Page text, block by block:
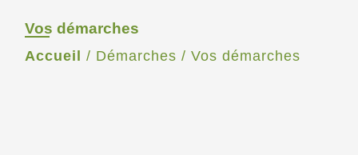
Vos démarches
Accueil / Démarches / Vos démarches